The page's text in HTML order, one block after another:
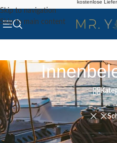
Skip to navigation
Skip to main content
kostenlose
Start /Shop /Elektronik /